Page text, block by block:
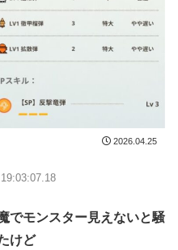
2026.04.25
でモンスター見えないと騒
けど